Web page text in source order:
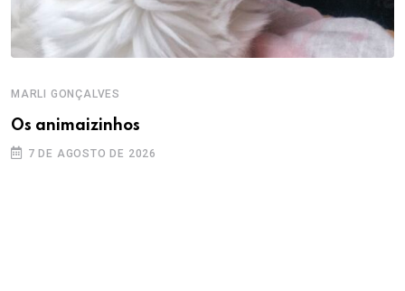
MARLI GONÇALVES
Os animaizinhos
7 DE AGOSTO DE 2026